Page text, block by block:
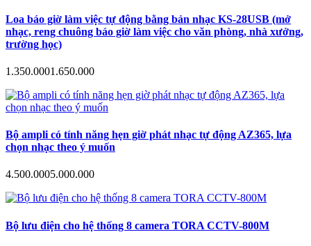
Loa báo giờ làm việc tự động bằng bản nhạc KS-28USB (mở
nhạc, reng chuông báo giờ làm việc cho văn phòng, nhà xưởng,
trường học)
1.350.0001.650.000
Bộ ampli có tính năng hẹn giờ phát nhạc tự động AZ365, lựa
chọn nhạc theo ý muốn
4.500.0005.000.000
Bộ lưu điện cho hệ thống 8 camera TORA CCTV-800M